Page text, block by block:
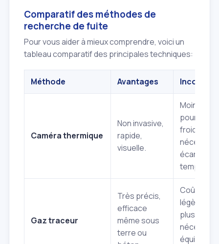
Comparatif des méthodes de
recherche de fuite
Pour vous aider à mieux comprendre, voici un
tableau comparatif des principales techniques:
Méthode Avantages
Caméra thermique
Non invasive,
rapide,
visuelle.
Moins
pour l'eau
froide,
nécessite
écart de
Gaz traceur
Très précis,
efficace
même sous
terre ou
Coût
plus élevé,
nécessite